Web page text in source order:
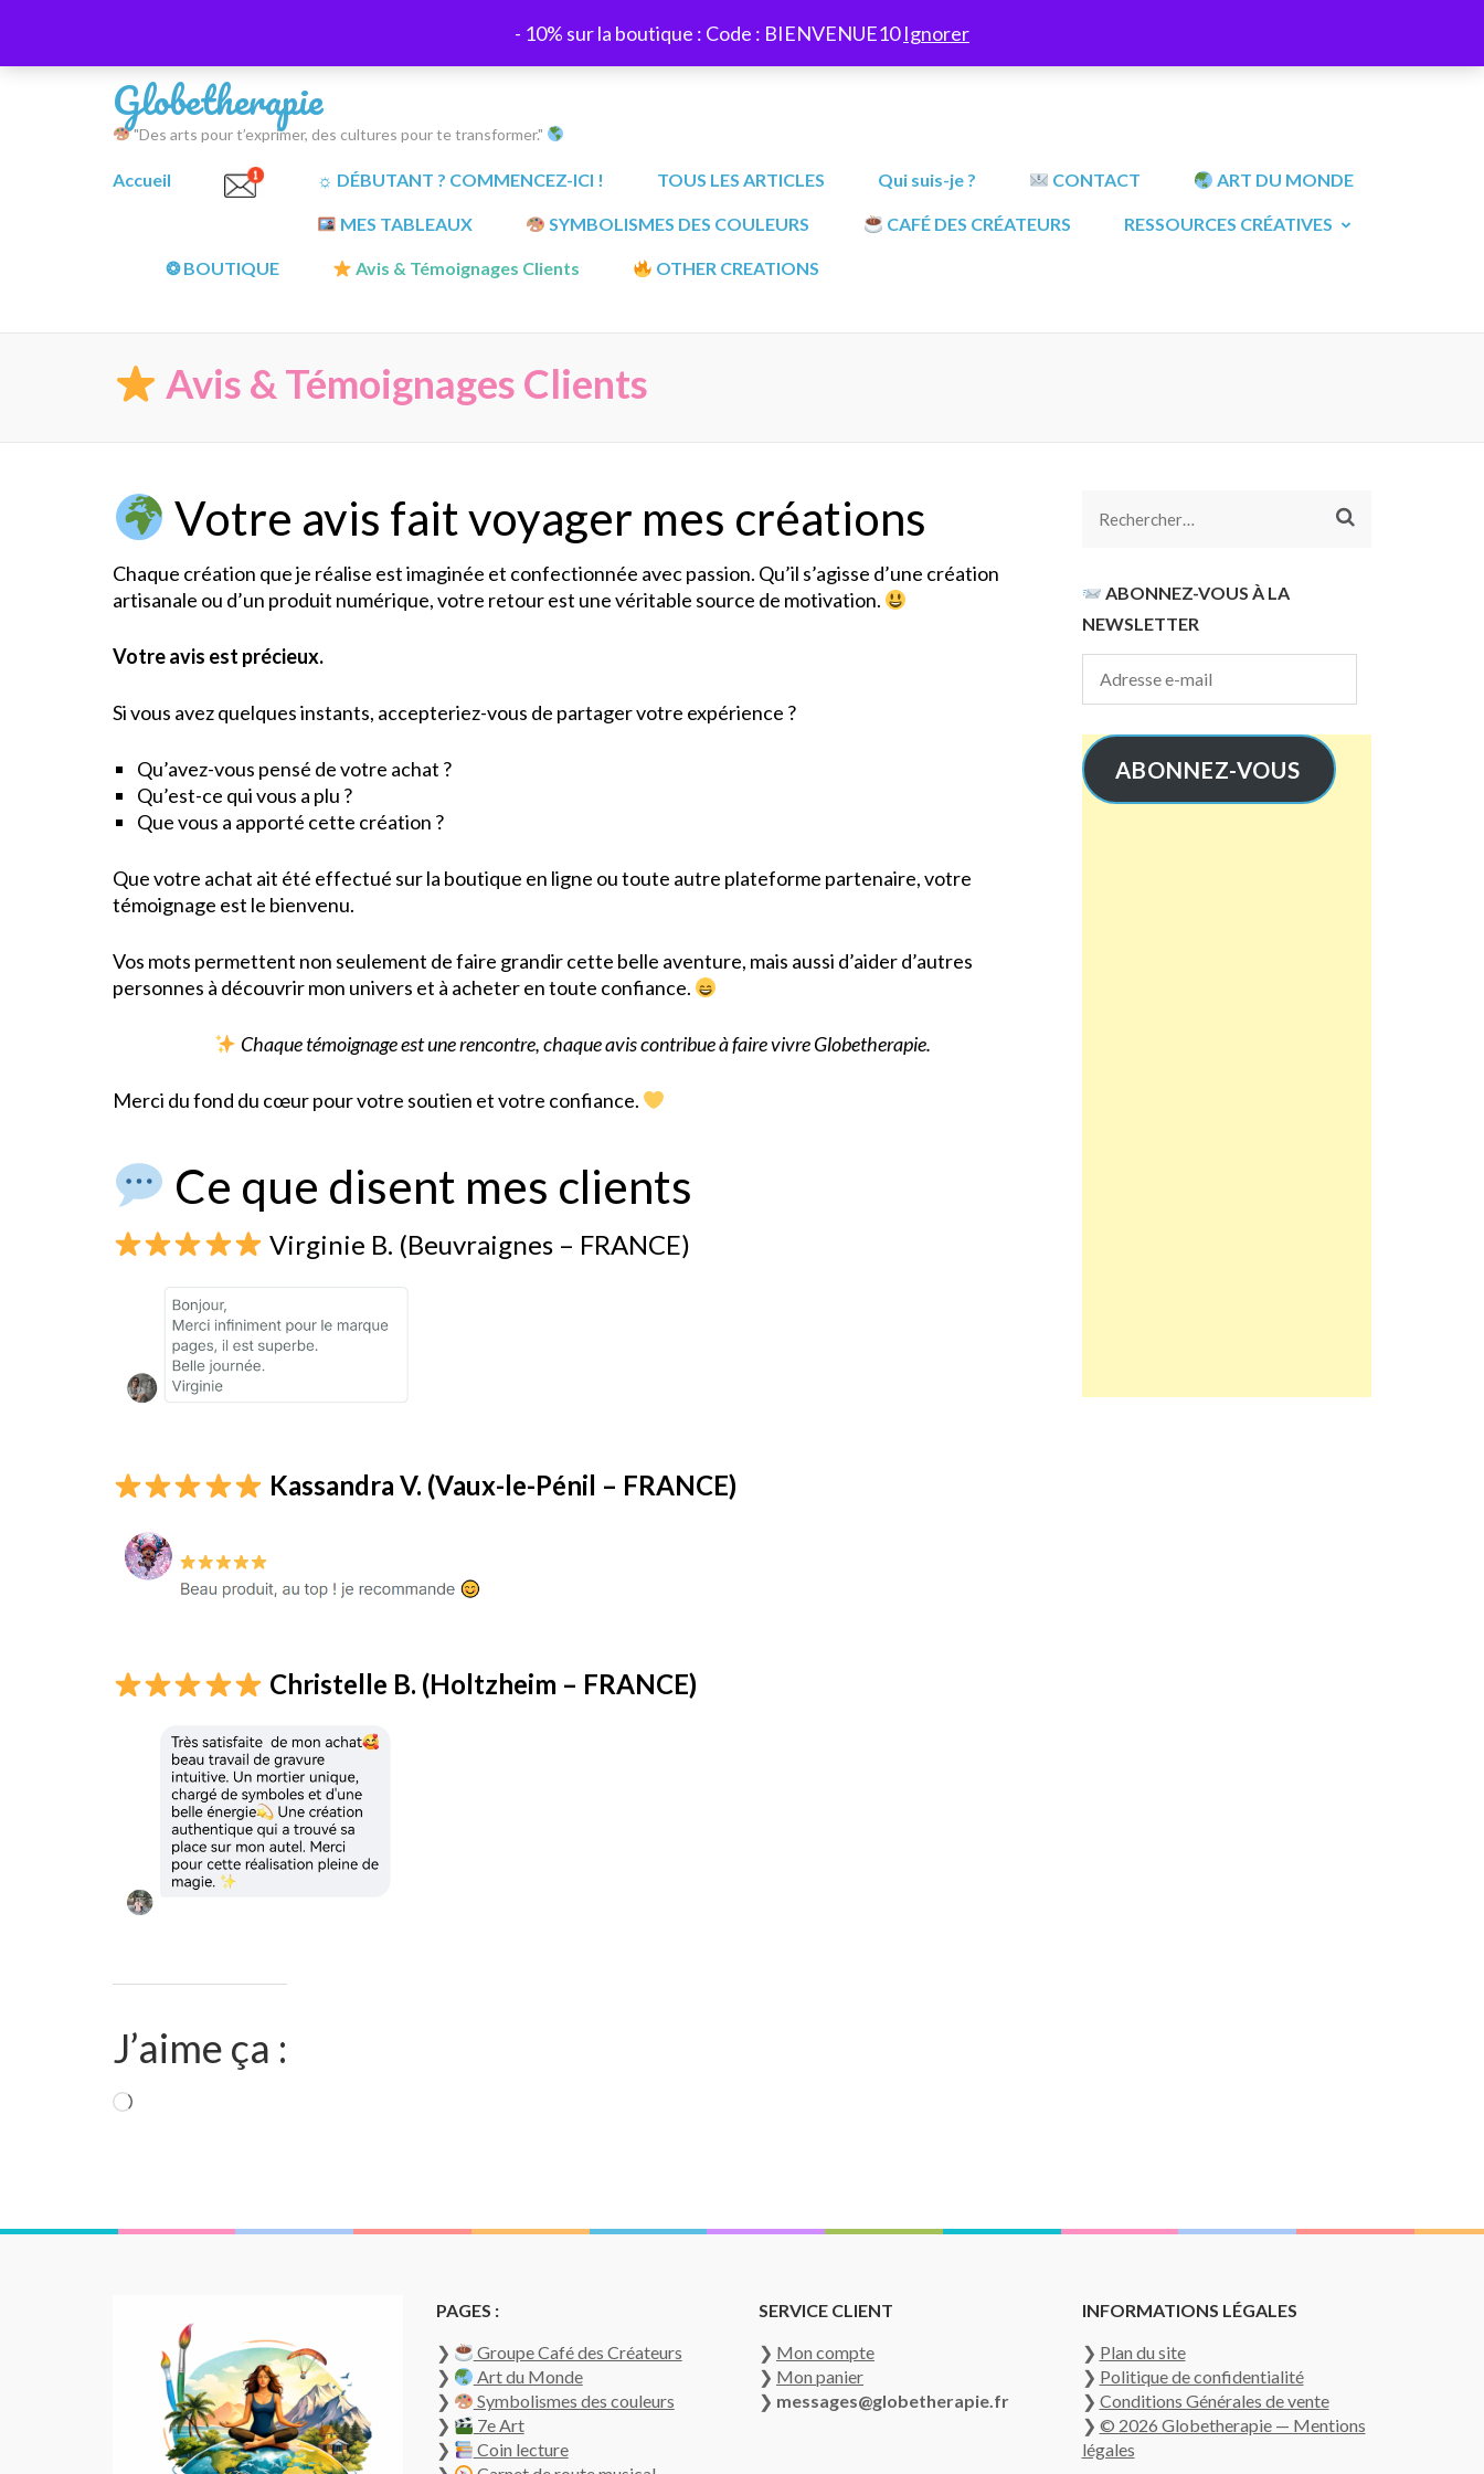
- 10% sur la boutique : Code : BIENVENUE10Ignorer
contenu
Globetherapie
"Des arts pour t’exprimer, des cultures pour te transformer."
Accueil ☼ DÉBUTANT ? COMMENCEZ-ICI ! TOUS LES ARTICLES Qui suis-je ? CONTACT ART DU MONDE
MES TABLEAUX SYMBOLISMES DES COULEURS CAFÉ DES CRÉATEURS RESSOURCES CRÉATIVES
❂ BOUTIQUE Avis & Témoignages Clients OTHER CREATIONS
Avis & Témoignages Clients
Votre avis fait voyager mes créations
Chaque création que je réalise est imaginée et confectionnée avec passion. Qu’il s’agisse d’une création
artisanale ou d’un produit numérique, votre retour est une véritable source de motivation.
Votre avis est précieux.
Si vous avez quelques instants, accepteriez-vous de partager votre expérience ?
Qu’avez-vous pensé de votre achat ?
Qu’est-ce qui vous a plu ?
Que vous a apporté cette création ?
Que votre achat ait été effectué sur la boutique en ligne ou toute autre plateforme partenaire, votre
témoignage est le bienvenu.
Vos mots permettent non seulement de faire grandir cette belle aventure, mais aussi d’aider d’autres
personnes à découvrir mon univers et à acheter en toute confiance.
Chaque témoignage est une rencontre, chaque avis contribue à faire vivre Globetherapie.
Merci du fond du cœur pour votre soutien et votre confiance.
Ce que disent mes clients
Virginie B. (Beuvraignes – FRANCE)
Kassandra V. (Vaux-le-Pénil – FRANCE)
Christelle B. (Holtzheim – FRANCE)
J’aime ça :
Chargement…
Rechercher :
ABONNEZ-VOUS À LA
NEWSLETTER
ABONNEZ-VOUS
PAGES :
❯
Groupe Café des Créateurs
❯
Art du Monde
❯
Symbolismes des couleurs
❯
7e Art
❯
Coin lecture
SERVICE CLIENT
❯ Mon compte
❯ Mon panier
❯ messages@globetherapie.fr
INFORMATIONS LÉGALES
❯ Plan du site
❯ Politique de confidentialité
❯ Conditions Générales de vente
❯ © 2026 Globetherapie — Mentions
légales